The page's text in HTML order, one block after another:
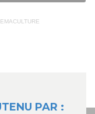
PAR :